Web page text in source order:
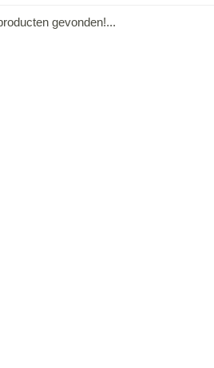
gevonden!...